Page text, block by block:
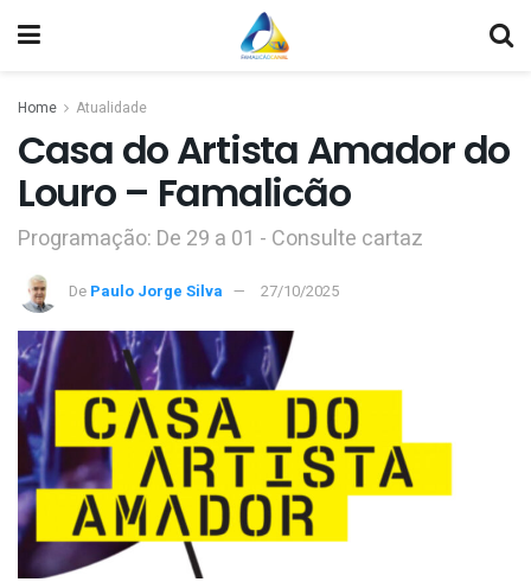
Home Atualidade
Casa do Artista Amador do
Louro – Famalicão
Programação: De 29 a 01 - Consulte cartaz
De Paulo Jorge Silva 27/10/2025